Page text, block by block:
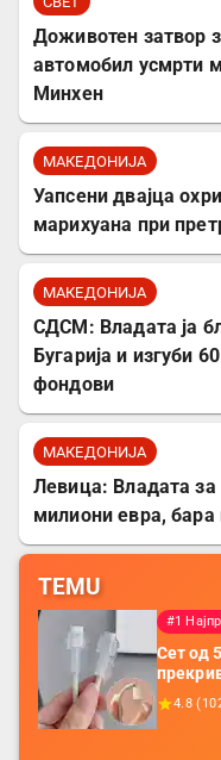
Доживотен затвор
автомобил усмрти
Минхен
МАКЕДОНИЈА
Уапсени двајца
марихуана при
МАКЕДОНИЈА
СДСМ: Владата ја
Бугарија и изгуби
фондови
МАКЕДОНИЈА
Левица: Владата
милиони евра, бара
TEMU
#1
Сет од
4.8 (